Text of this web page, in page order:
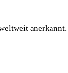
anerkannt.